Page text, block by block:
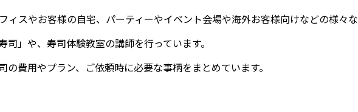
スやお客様の自宅、パーティーやイベント会場や海外お客様向けなどの様々な
」や、寿司体験教室の講師を行っています。
の費用やプラン、ご依頼時に必要な事柄をまとめています。